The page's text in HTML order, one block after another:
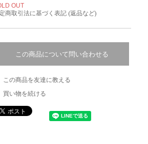
OUT
商取引法に基づく表記 (返品など)
この商品について問い合わせる
この商品を友達に教える
買い物を続ける